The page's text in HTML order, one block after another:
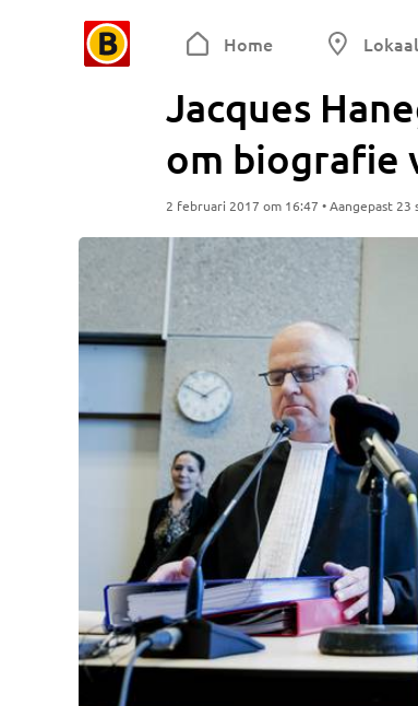
Home Lokaal
Jacques
om biografie
2 februari 2017 om 16:47 • Aangepast